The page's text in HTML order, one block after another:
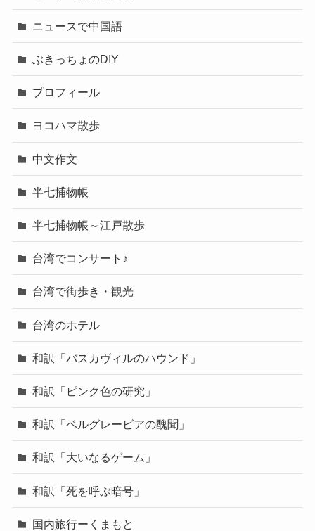
ニュースで中国語
ぶきっちょのDIY
プロフィール
ヨコハマ散歩
中文作文
半七捕物帳
半七捕物帳～江戸散歩
台湾でコンサート♪
台湾で街歩き・観光
台湾のホテル
和訳「バスカヴィルのハウンド」
和訳「ピンク色の研究」
和訳「ベルグレービアの醜聞」
和訳「大いなるゲーム」
和訳「死を呼ぶ暗号」
国内旅行ーくまもと